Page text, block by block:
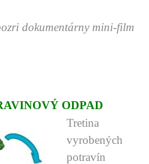
dokumentárny mini-film
ODPAD
Tretina
vyrobených
potravín